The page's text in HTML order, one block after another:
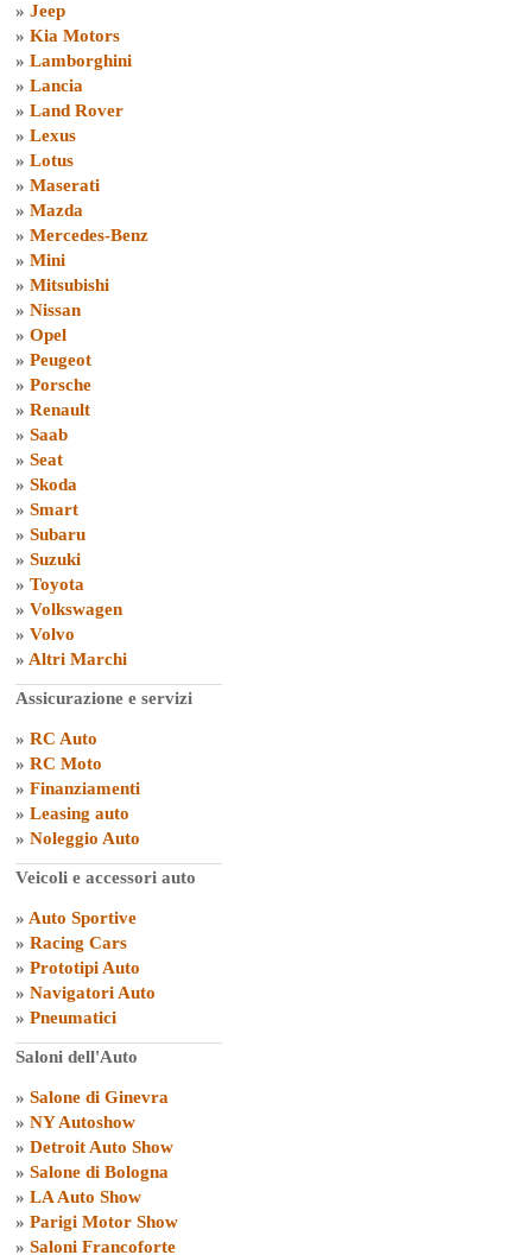
» Jeep
» Kia Motors
» Lamborghini
» Lancia
» Land Rover
» Lexus
» Lotus
» Maserati
» Mazda
» Mercedes-Benz
» Mini
» Mitsubishi
» Nissan
» Opel
» Peugeot
» Porsche
» Renault
» Saab
» Seat
» Skoda
» Smart
» Subaru
» Suzuki
» Toyota
» Volkswagen
» Volvo
» Altri Marchi
Assicurazione e servizi
» RC Auto
» RC Moto
» Finanziamenti
» Leasing auto
» Noleggio Auto
Veicoli e accessori auto
» Auto Sportive
» Racing Cars
» Prototipi Auto
» Navigatori Auto
» Pneumatici
Saloni dell'Auto
» Salone di Ginevra
» NY Autoshow
» Detroit Auto Show
» Salone di Bologna
» LA Auto Show
» Parigi Motor Show
» Saloni Francoforte